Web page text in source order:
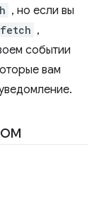
, но если вы
fetch ,
событии
вам